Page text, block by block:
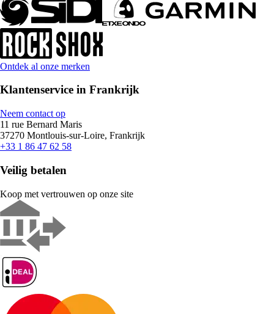
Ontdek al onze merken
Klantenservice in Frankrijk
Neem contact op
11 rue Bernard Maris
37270 Montlouis-sur-Loire, Frankrijk
+33 1 86 47 62 58
Veilig betalen
Koop met vertrouwen op onze site